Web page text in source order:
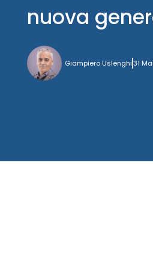
nuova
Giampiero Uslenghi31